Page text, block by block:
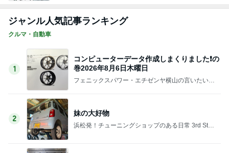
ジャンル人気記事ランキング
クルマ・自動車
1
コンピューターデータ作成しまくりました❗の
巻2026年8月6日木曜日
フェニックスパワー・エチゼンヤ横山の言いたい放
2
妹の大好物
浜松発！チューニングショップのある日常 3rd Sta